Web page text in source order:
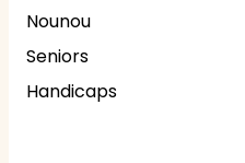
Nounou
Seniors
Handicaps